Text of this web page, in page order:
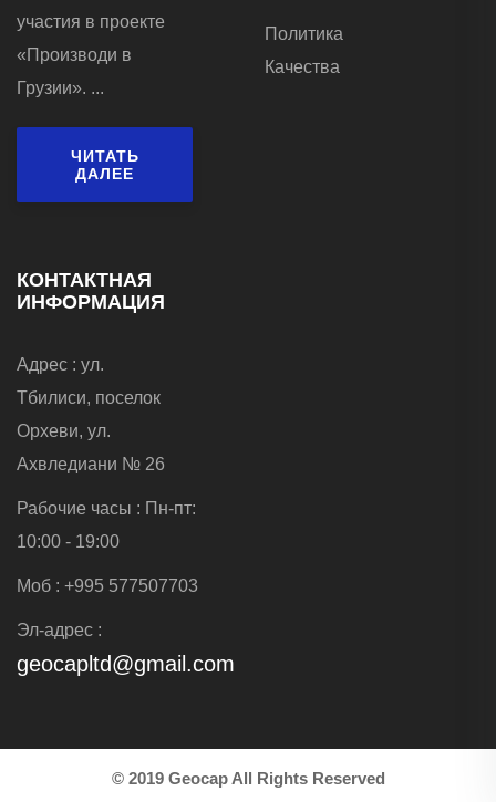
участия в проекте
«Производи в
Грузии». ...
ЧИТАТЬ
ДАЛЕЕ
Политика
Качества
КОНТАКТНАЯ
ИНФОРМАЦИЯ
Aдрес : ул.
Тбилиси, поселок
Орхеви, ул.
Ахвледиани № 26
Рабочие часы : Пн-пт:
10:00 - 19:00
Mоб : +995 577507703
Эл-адрес :
geocapltd@gmail.com
© 2019 GeocapAll Rights Reserved